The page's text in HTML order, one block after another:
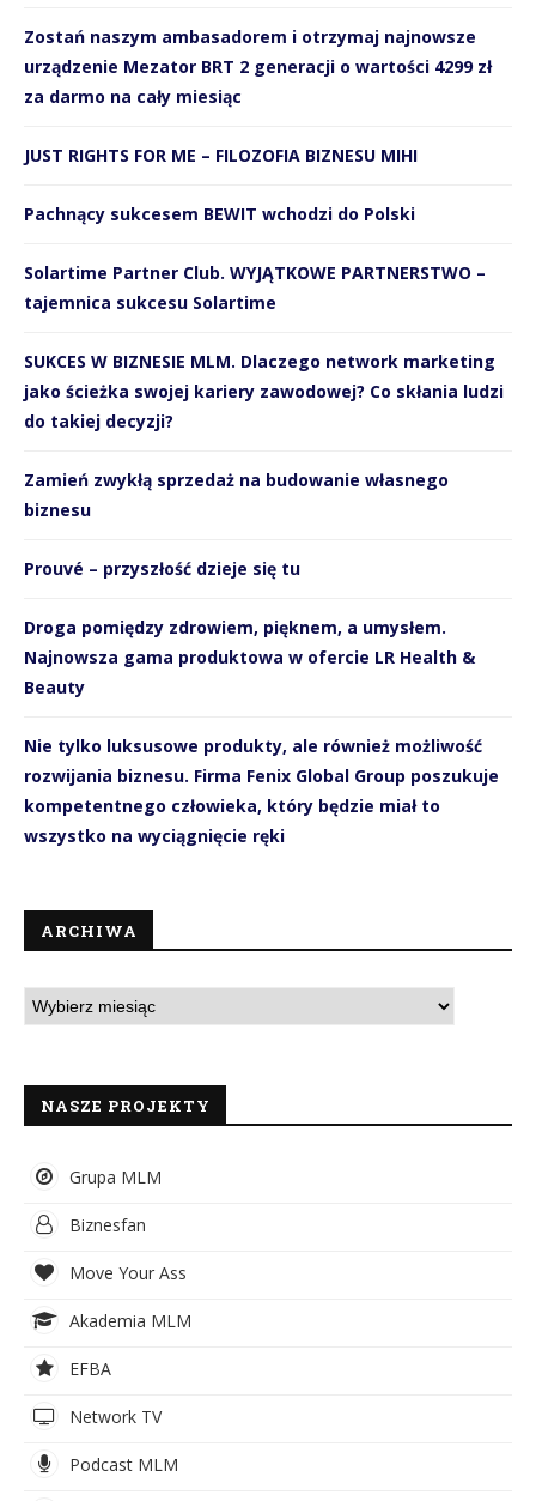
Zostań naszym ambasadorem i otrzymaj najnowsze
urządzenie Mezator BRT 2 generacji o wartości 4299 zł
za darmo na cały miesiąc
JUST RIGHTS FOR ME – FILOZOFIA BIZNESU MIHI
Pachnący sukcesem BEWIT wchodzi do Polski
Solartime Partner Club. WYJĄTKOWE PARTNERSTWO –
tajemnica sukcesu Solartime
SUKCES W BIZNESIE MLM. Dlaczego network marketing
jako ścieżka swojej kariery zawodowej? Co skłania ludzi
do takiej decyzji?
Zamień zwykłą sprzedaż na budowanie własnego
biznesu
Prouvé – przyszłość dzieje się tu
Droga pomiędzy zdrowiem, pięknem, a umysłem.
Najnowsza gama produktowa w ofercie LR Health &
Beauty
Nie tylko luksusowe produkty, ale również możliwość
rozwijania biznesu. Firma Fenix Global Group poszukuje
kompetentnego człowieka, który będzie miał to
wszystko na wyciągnięcie ręki
ARCHIWA
NASZE PROJEKTY
Grupa MLM
Biznesfan
Move Your Ass
Akademia MLM
EFBA
Network TV
Podcast MLM